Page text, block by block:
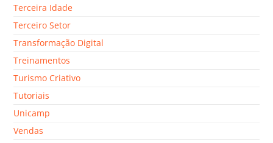
Terceira Idade
Terceiro Setor
Transformação Digital
Treinamentos
Turismo Criativo
Tutoriais
Unicamp
Vendas